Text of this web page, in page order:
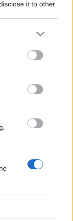
it to other
άλλων:
των
Ένωση
να
όσοι έχουν
παρά μια
αυτή
κοινότητες
Οι
με όλους
δεσμευόμαστε
δύσκολους
ενεργή η
μας